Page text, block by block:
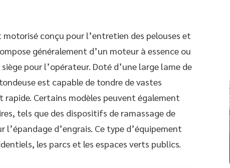
conçu pour l’entretien des pelouses et
généralement d’un moteur à essence ou
pour l’opérateur. Doté d’une large lame de
est capable de tondre de vastes
Certains modèles peuvent également
tels que des dispositifs de ramassage de
l’épandage d’engrais. Ce type d’équipement
les parcs et les espaces verts publics.